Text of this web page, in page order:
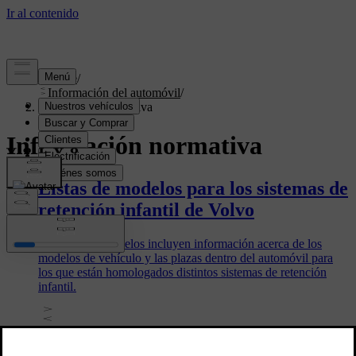
Soporte/
Información del automóvil/
Información normativa
Información normativa
Listas de modelos para los sistemas de
retención infantil de Volvo
Las listas de modelos incluyen información acerca de los
modelos de vehículo y las plazas dentro del automóvil para
los que están homologados distintos sistemas de retención
infantil.